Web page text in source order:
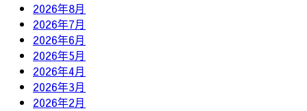
2026年8月
2026年7月
2026年6月
2026年5月
2026年4月
2026年3月
2026年2月